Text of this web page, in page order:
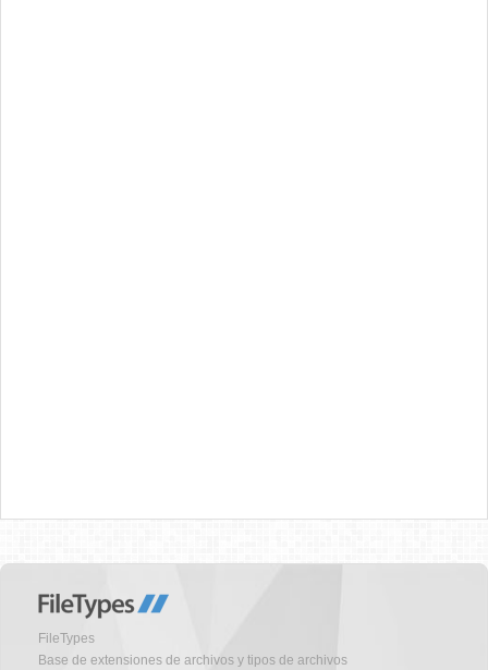
FileTypes
Base de extensiones de archivos y tipos de archivos